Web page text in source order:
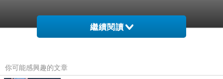
繼續閱讀
你可能感興趣的文章